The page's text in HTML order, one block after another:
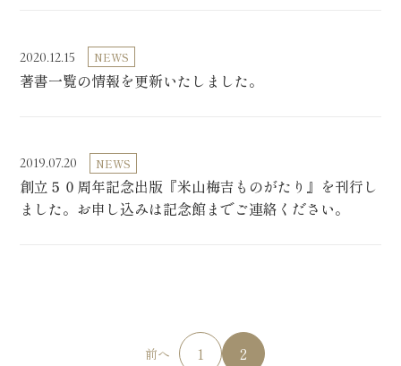
2020.12.15 NEWS
著書一覧の情報を更新いたしました。
2019.07.20 NEWS
創立５０周年記念出版『米山梅吉ものがたり』を刊行し
ました。お申し込みは記念館までご連絡ください。
前へ 1 2